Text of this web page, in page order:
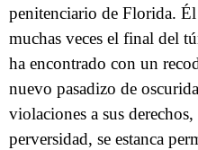
penitenciario de Florida.
muchas veces el final del
ha encontrado con un
nuevo pasadizo de
violaciones a sus
perversidad, se estanca